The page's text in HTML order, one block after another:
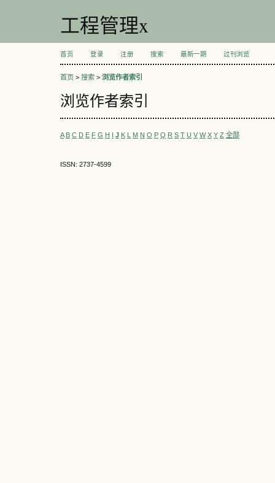
工程管理x
首页 登录 注册 搜索 最新一期 过刊浏览
首页 > 搜索 > 浏览作者索引
浏览作者索引
A B C D E F G H I J K L M N O P Q R S T U V W X Y Z 全部
ISSN: 2737-4599